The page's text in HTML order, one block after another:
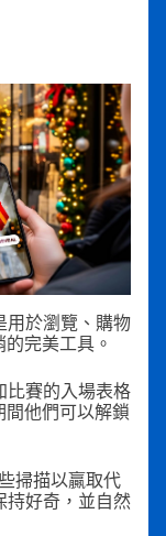
用於瀏覽、購物
完美工具。
比賽的入場表格
他們可以解鎖
掃描以贏取代
持好奇，並自然